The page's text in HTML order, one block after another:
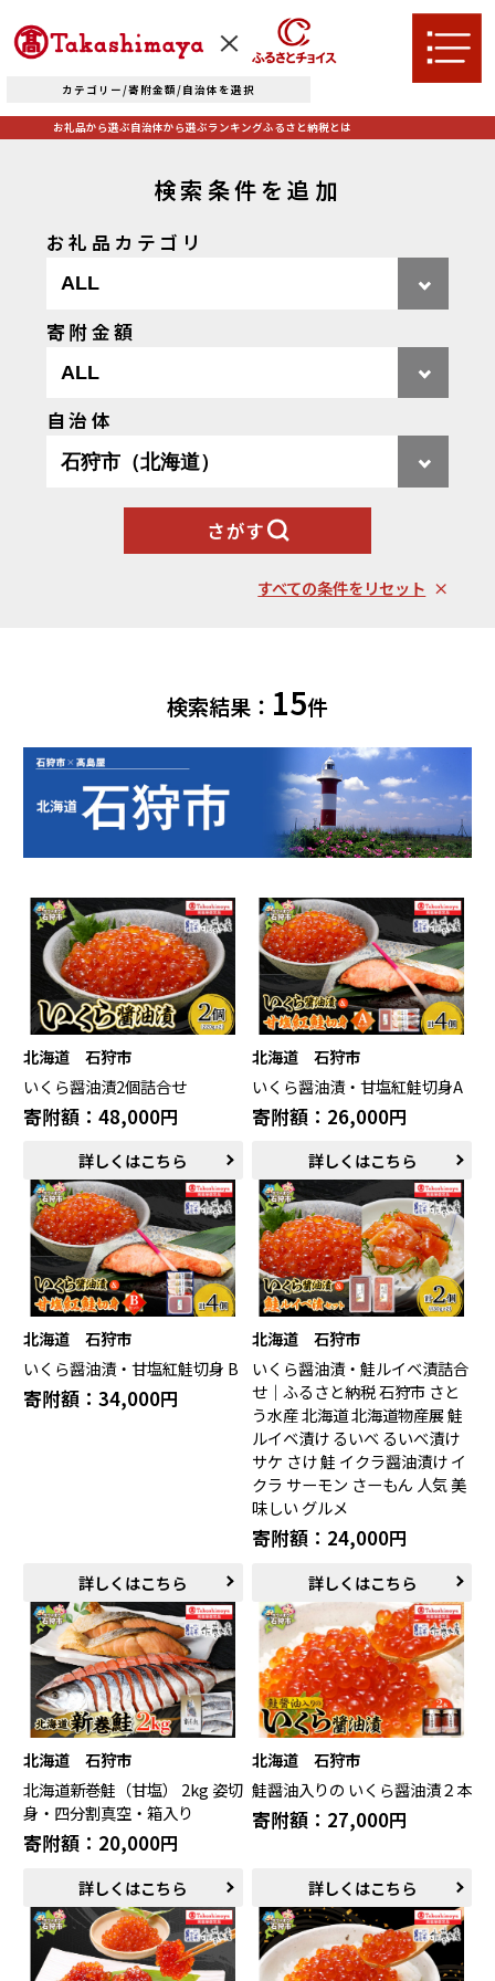
カテゴリー/寄附金額/自治体を選択
TOPへ
米・パン
エビ・カニ等
魚貝類
烏骨鶏等）
麺類
旅行
ファッション
工芸品・
装飾品
石狩市（北海道）小樽市（北海道）
枝幸町（北海道）
白老町（北海道）別海町（北海道）
世田谷区（東京都）
横浜市（神奈川県）
小田原市（神奈川県）
三浦市（神奈川県）
中部エリア
輪島市（石川県）加賀市（石川県）
鯖江市（福井県）若狭町（福井県）
都留市（山梨県）岐阜県（岐阜県）
高山市（岐阜県）関市（岐阜県）
中津川市（岐阜県）美濃加茂市（岐阜県）
郡上市（岐阜県）浜松市（静岡県）
富士市（静岡県）
近畿エリア
松阪市（三重県）
鳥羽市（三重県）
多気町（三重県）明和町（三重県）
湖南市（滋賀県）高島市（滋賀県）
東近江市（滋賀県）京都市（京都府）
与謝野町（京都府）大阪市（大阪府）
泉佐野市（大阪府）岸和田市（大阪府）
阪南市（大阪府）堺市（大阪府）
神戸市（兵庫県）
豊岡市（兵庫県）
三木市（兵庫県）香美町（兵庫県）
中国エリア
倉吉市（鳥取県）
琴浦町（鳥取県）
大山町（鳥取県）
伯耆町（鳥取県）
江府町（鳥取県）
松江市（島根県）
大田市（島根県）安来市（島根県）
岡山市（岡山県）倉敷市（岡山県）
高梁市（岡山県）瀬戸内市（岡山県）
四国エリア
小豆島町（香川県）
松山市（愛媛県）
東温市（愛媛県）
砥部町（愛媛県）
九州エリア
宇城市（熊本県）
指宿市（鹿児島県）
ランキング
ふるさと納税とは
お礼品から選ぶ自治体から選ぶランキングふるさと納税とは
検索条件を追加
お礼品カテゴリ
寄附金額
自治体
さがす
すべての条件をリセット
検索結果： 15件
北海道 石狩市
いくら醤油漬2個詰合せ
寄附額：48,000円
詳しくはこちら
北海道 石狩市
いくら醤油漬・甘塩紅鮭切身A
寄附額：26,000円
詳しくはこちら
北海道 石狩市
いくら醤油漬・甘塩紅鮭切身 B
寄附額：34,000円
詳しくはこちら
北海道 石狩市
いくら醤油漬・鮭ルイベ漬詰合
せ｜ふるさと納税 石狩市 さと
う水産 北海道 北海道物産展 鮭
ルイベ漬け るいべ るいべ漬け
サケ さけ 鮭 イクラ醤油漬け イ
クラ サーモン さーもん 人気 美
味しい グルメ
寄附額：24,000円
詳しくはこちら
北海道 石狩市
北海道新巻鮭（甘塩） 2kg 姿切
身・四分割真空・箱入り
寄附額：20,000円
詳しくはこちら
北海道 石狩市
鮭醤油入りの いくら醤油漬２本
寄附額：27,000円
詳しくはこちら